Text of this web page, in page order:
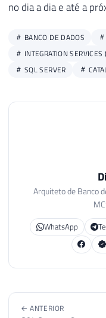
no dia a dia e até a
BANCO DE DADOS
INTEGRATION SERVICES
SQL SERVER
Arquiteto de Banco
WhatsApp
← ANTERIOR